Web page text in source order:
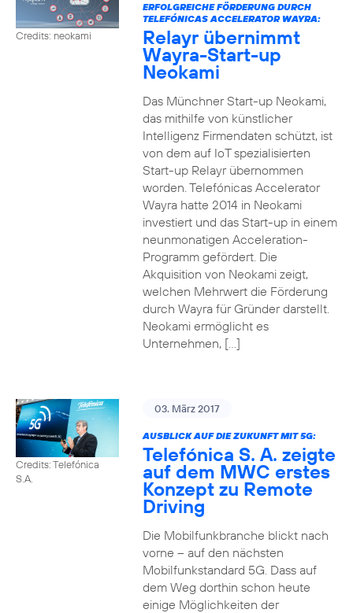
Credits: neokami
ERFOLGREICHE FÖRDERUNG DURCH
TELEFÓNICAS ACCELERATOR WAYRA:
Relayr übernimmt
Wayra-Start-up
Neokami
Das Münchner Start-up Neokami,
das mithilfe von künstlicher
Intelligenz Firmendaten schützt, ist
von dem auf IoT spezialisierten
Start-up Relayr übernommen
worden. Telefónicas Accelerator
Wayra hatte 2014 in Neokami
investiert und das Start-up in einem
neunmonatigen Acceleration-
Programm gefördert. Die
Akquisition von Neokami zeigt,
welchen Mehrwert die Förderung
durch Wayra für Gründer darstellt.
Neokami ermöglicht es
Unternehmen, […]
Credits: Telefónica
S.A.
03. März 2017
AUSBLICK AUF DIE ZUKUNFT MIT 5G:
Telefónica S. A. zeigte
auf dem MWC erstes
Konzept zu Remote
Driving
Die Mobilfunkbranche blickt nach
vorne – auf den nächsten
Mobilfunkstandard 5G. Dass auf
dem Weg dorthin schon heute
einige Möglichkeiten der